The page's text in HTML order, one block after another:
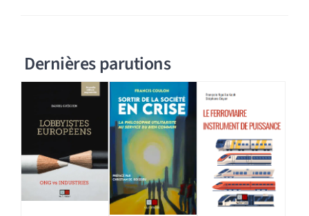
Dernières parutions